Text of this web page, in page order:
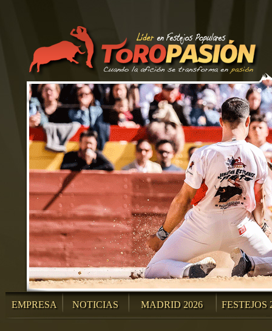
EMPRESA NOTICIAS MADRID 2026 FESTEJOS